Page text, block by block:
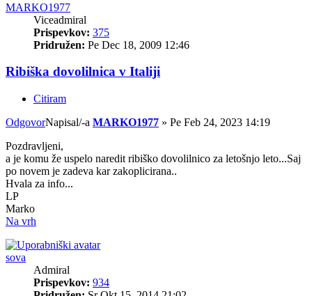
MARKO1977
Viceadmiral
Prispevkov: 375
Pridružen: Pe Dec 18, 2009 12:46
Ribiška dovolilnica v Italiji
Citiram
OdgovorNapisal/-a MARKO1977 » Pe Feb 24, 2023 14:19
Pozdravljeni,
a je komu že uspelo naredit ribiško dovolilnico za letošnjo leto...Saj
po novem je zadeva kar zakoplicirana..
Hvala za info...
LP
Marko
Na vrh
sova
Admiral
Prispevkov: 934